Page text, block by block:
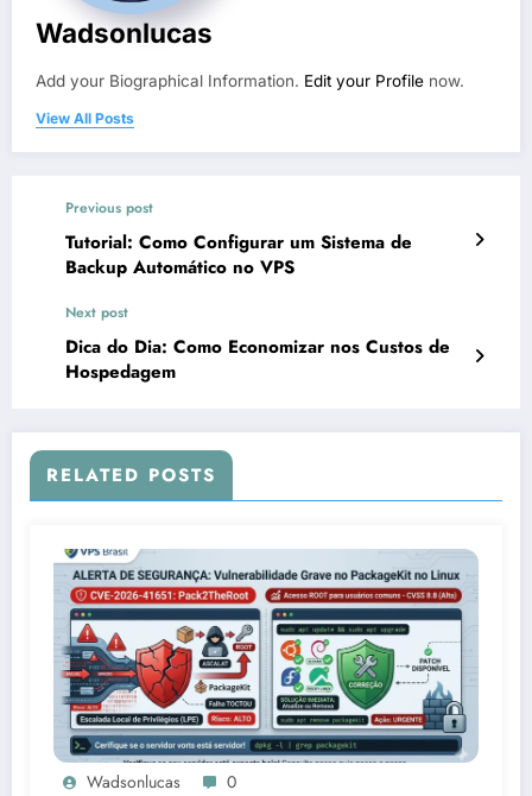
Wadsonlucas
Add your Biographical Information. Edit your Profile now.
View All Posts
Previous post
Tutorial: Como Configurar um Sistema de
Backup Automático no VPS
Next post
Dica do Dia: Como Economizar nos Custos de
Hospedagem
RELATED POSTS
Wadsonlucas 0